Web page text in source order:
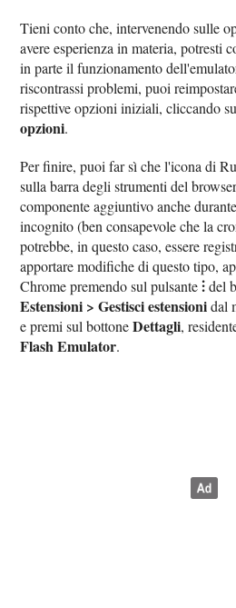
Tieni conto che, intervenendo sulle
avere esperienza in materia, potresti
in parte il funzionamento
riscontrassi problemi, puoi
rispettive opzioni iniziali, cliccando
opzioni.
Per finire, puoi far sì che l'icona di
sulla barra degli strumenti del
componente aggiuntivo anche
incognito (ben consapevole che la
potrebbe, in questo caso, essere
apportare modifiche di questo tipo,
Chrome premendo sul pulsante⫶del
Estensioni > Gestisci estensionidal
e premi sul bottoneDettagli,
Flash Emulator.